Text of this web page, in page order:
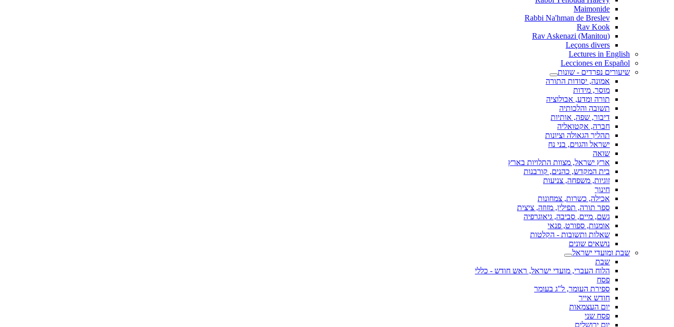
Maimonide
Rabbi Na'hman de Breslev
Rav Kook
(Rav Askenazi (Manitou
Leçons divers
Lectures in English
Lecciones en Español
שיעורים נפרדים - שונות
אמונה, יסודות התורה
מוסר, מידות
תורה ומדע, אבולוציה
תשובה והלכותיה
דיבור, שפה, אותיות
חברה, אקטואליה
תהליך הגאולה וציונות
ישראל והגוים, בני נח
שואה
ארץ ישראל, מצוות התלויות בארץ
בית המקדש, כהנים, קורבנות
זוגיות, משפחה, צניעות
חינוך
אכילה, כשרות, צמחונות
ספר תורה, תפילין, מזוזה, ציצית
גשם, מיים, סביבה, גיאוגרפיה
אומנות, ספורט, פנאי
שאלות ותשובות - הקלטות
נושאים שונים
שבת ומועדי ישראל
שבת
הלוח העברי, מועדי ישראל, ראש חודש - כללי
פסח
ספירת העומר, ל"ג בעומר
חודש אייר
יום העצמאות
פסח שני
יום ירושלים